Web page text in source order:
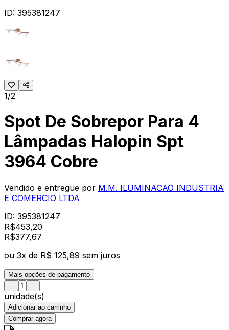
ID: 395381247
1/2
Spot De Sobrepor Para 4
Lâmpadas Halopin Spt
3964 Cobre
Vendido e entregue por M.M. ILUMINACAO INDUSTRIA
E COMERCIO LTDA
ID: 395381247
R$453,20
R$377,67
ou 3x de R$ 125,89 sem juros
Mais opções de pagamento
unidade(s)
Adicionar ao carrinho
Comprar agora